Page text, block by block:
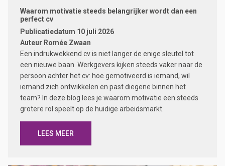
Waarom motivatie steeds belangrijker wordt dan een
perfect cv
Publicatiedatum 10 juli 2026
Auteur Romée Zwaan
Een indrukwekkend cv is niet langer de enige sleutel tot
een nieuwe baan. Werkgevers kijken steeds vaker naar de
persoon achter het cv: hoe gemotiveerd is iemand, wil
iemand zich ontwikkelen en past diegene binnen het
team? In deze blog lees je waarom motivatie een steeds
grotere rol speelt op de huidige arbeidsmarkt.
LEES MEER